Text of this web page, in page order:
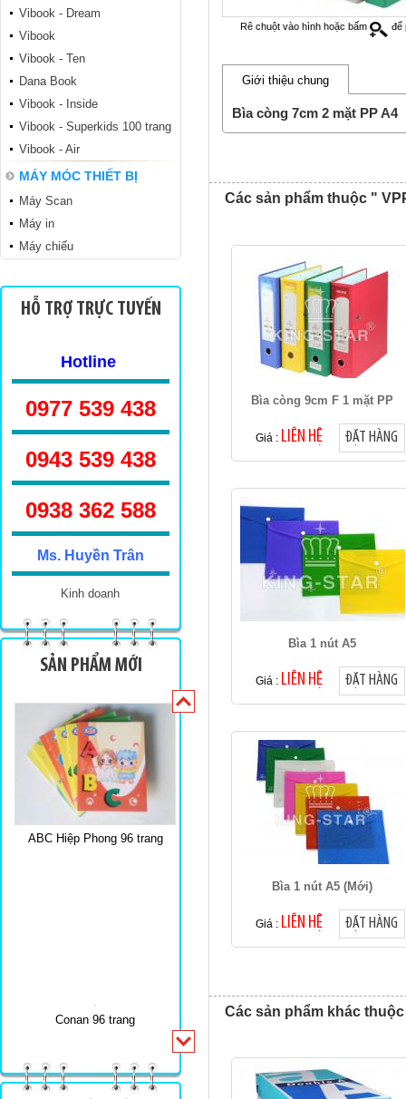
Vibook - Dream
Vibook
Vibook - Ten
Dana Book
Vibook - Inside
Vibook - Superkids 100 trang
Vibook - Air
MÁY MÓC THIẾT BỊ
Máy Scan
Máy in
Máy chiếu
HỖ TRỢ TRỰC TUYẾN
Hotline
0977 539 438
0943 539 438
0938 362 588
Ms. Huyền Trân
Kinh doanh
SẢN PHẨM MỚI
Tập sinh viên TSV
Sinh viên TKN 200
Sinh viên TKN 160
Sinh viên 100 trang
ABC Hiệp Phong 96 trang
Conan 96 trang
Rê chuột vào hình hoặc bấm để
Giới thiệu chung
Bìa còng 7cm 2 mặt PP A4
Các sản phẩm thuộc "
Bìa còng 9cm F 1 mặt PP
Giá : LIÊN HỆ ĐẶT HÀNG
Bìa 1 nút A5
Giá : LIÊN HỆ ĐẶT HÀNG
Bìa 1 nút A5 (Mới)
Giá : LIÊN HỆ ĐẶT HÀNG
Các sản phẩm khác